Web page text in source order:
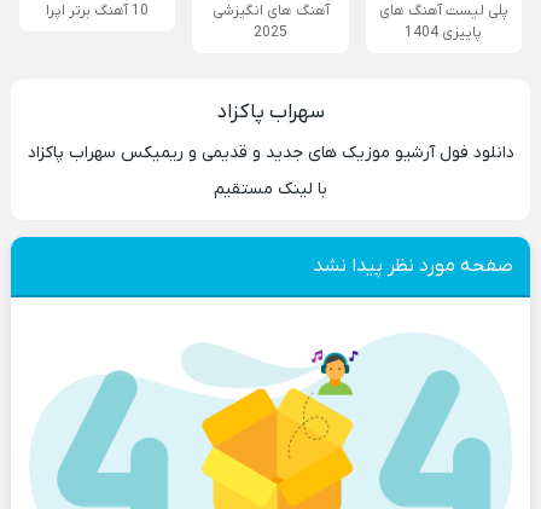
پلی لیست آهنگ های
پاییزی 1404
آهنگ های انگیزشی
2025
10 آهنگ برتر اپرا
سهراب پاکزاد
دانلود فول آرشیو موزیک های جدید و قدیمی و ریمیکس سهراب پاکزاد
با لینک مستقیم
صفحه مورد نظر پیدا نشد